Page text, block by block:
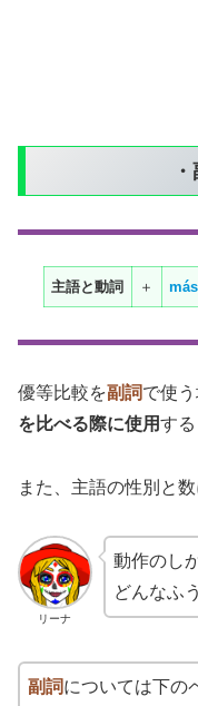
主語と動詞 ＋ más
優等比較を副詞で使う
を比べる際に使用する
また、主語の性別と
リーナ
動作のし
どんなふ
副詞については下の